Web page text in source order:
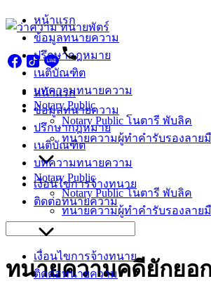
Skip
to
content
หน้าแรก
ข้อมูลทนายความ
ปรึกษากฎหมาย
เนติบัณฑิต
บทความทนายความ
Notary Public
Notary Public โนตารี พับลิค
ทนายความผู้ทำคำรับรองลาย
เงื่อนไขการจ้างทนาย
ติดต่อทนายความ
หน้าแรก
ข้อมูลทนายความ
ปรึกษากฎหมาย
เนติบัณฑิต
บทความทนายความ
Notary Public
Notary Public โนตารี พับลิค
ทนายความผู้ทำคำรับรองลาย
เงื่อนไขการจ้างทนาย
ติดต่อทนายความ
for:
ทนายความคดียักยอ